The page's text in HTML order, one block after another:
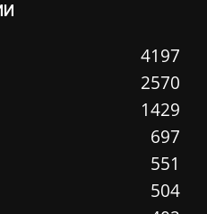
4197
2570
1429
697
551
504